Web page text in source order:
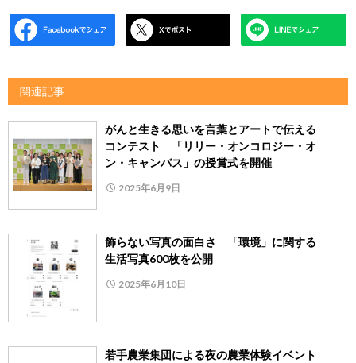
関連記事
がんと生きる思いを言葉とアートで伝える
コンテスト 「リリー・オンコロジー・オ
ン・キャンバス」の授賞式を開催
2025年6月9日
飾らない写真の面白さ 「環境」に関する
生活写真600枚を公開
2025年6月10日
若手農業集団による夜の農業体験イベント